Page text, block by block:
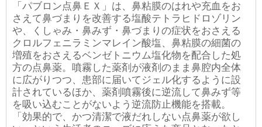
「パブロン点鼻ＥＸ」は、鼻粘膜のはれや充血をお
さえて鼻づまりを改善する塩酸テトラヒドロゾリン
や、くしゃみ・鼻みず・鼻づまりの症状をおさえる
クロルフェニラミンマレイン酸塩、鼻粘膜の細菌の
増殖をおさえるベンゼトニウム塩化物を配合した処
方の点鼻薬。噴霧した薬剤が液剤のまま鼻腔内全体
に広がりつつ、患部に届いてジェル化するように設
計されているほか、薬剤噴霧後に逆流して鼻みず等
を吸い込むことがないよう逆流防止機能を搭載。
「効果的で、かつ清潔で液だれしない点鼻薬が欲し